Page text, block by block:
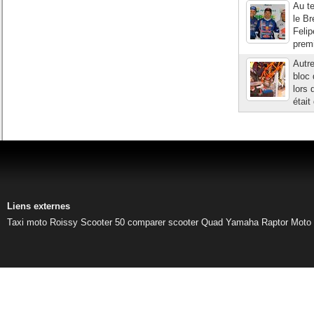
Au
le
bloc
lors
était
Liens externes
Taxi moto Roissy Scooter 50 comparer scooter Quad Yamaha Raptor